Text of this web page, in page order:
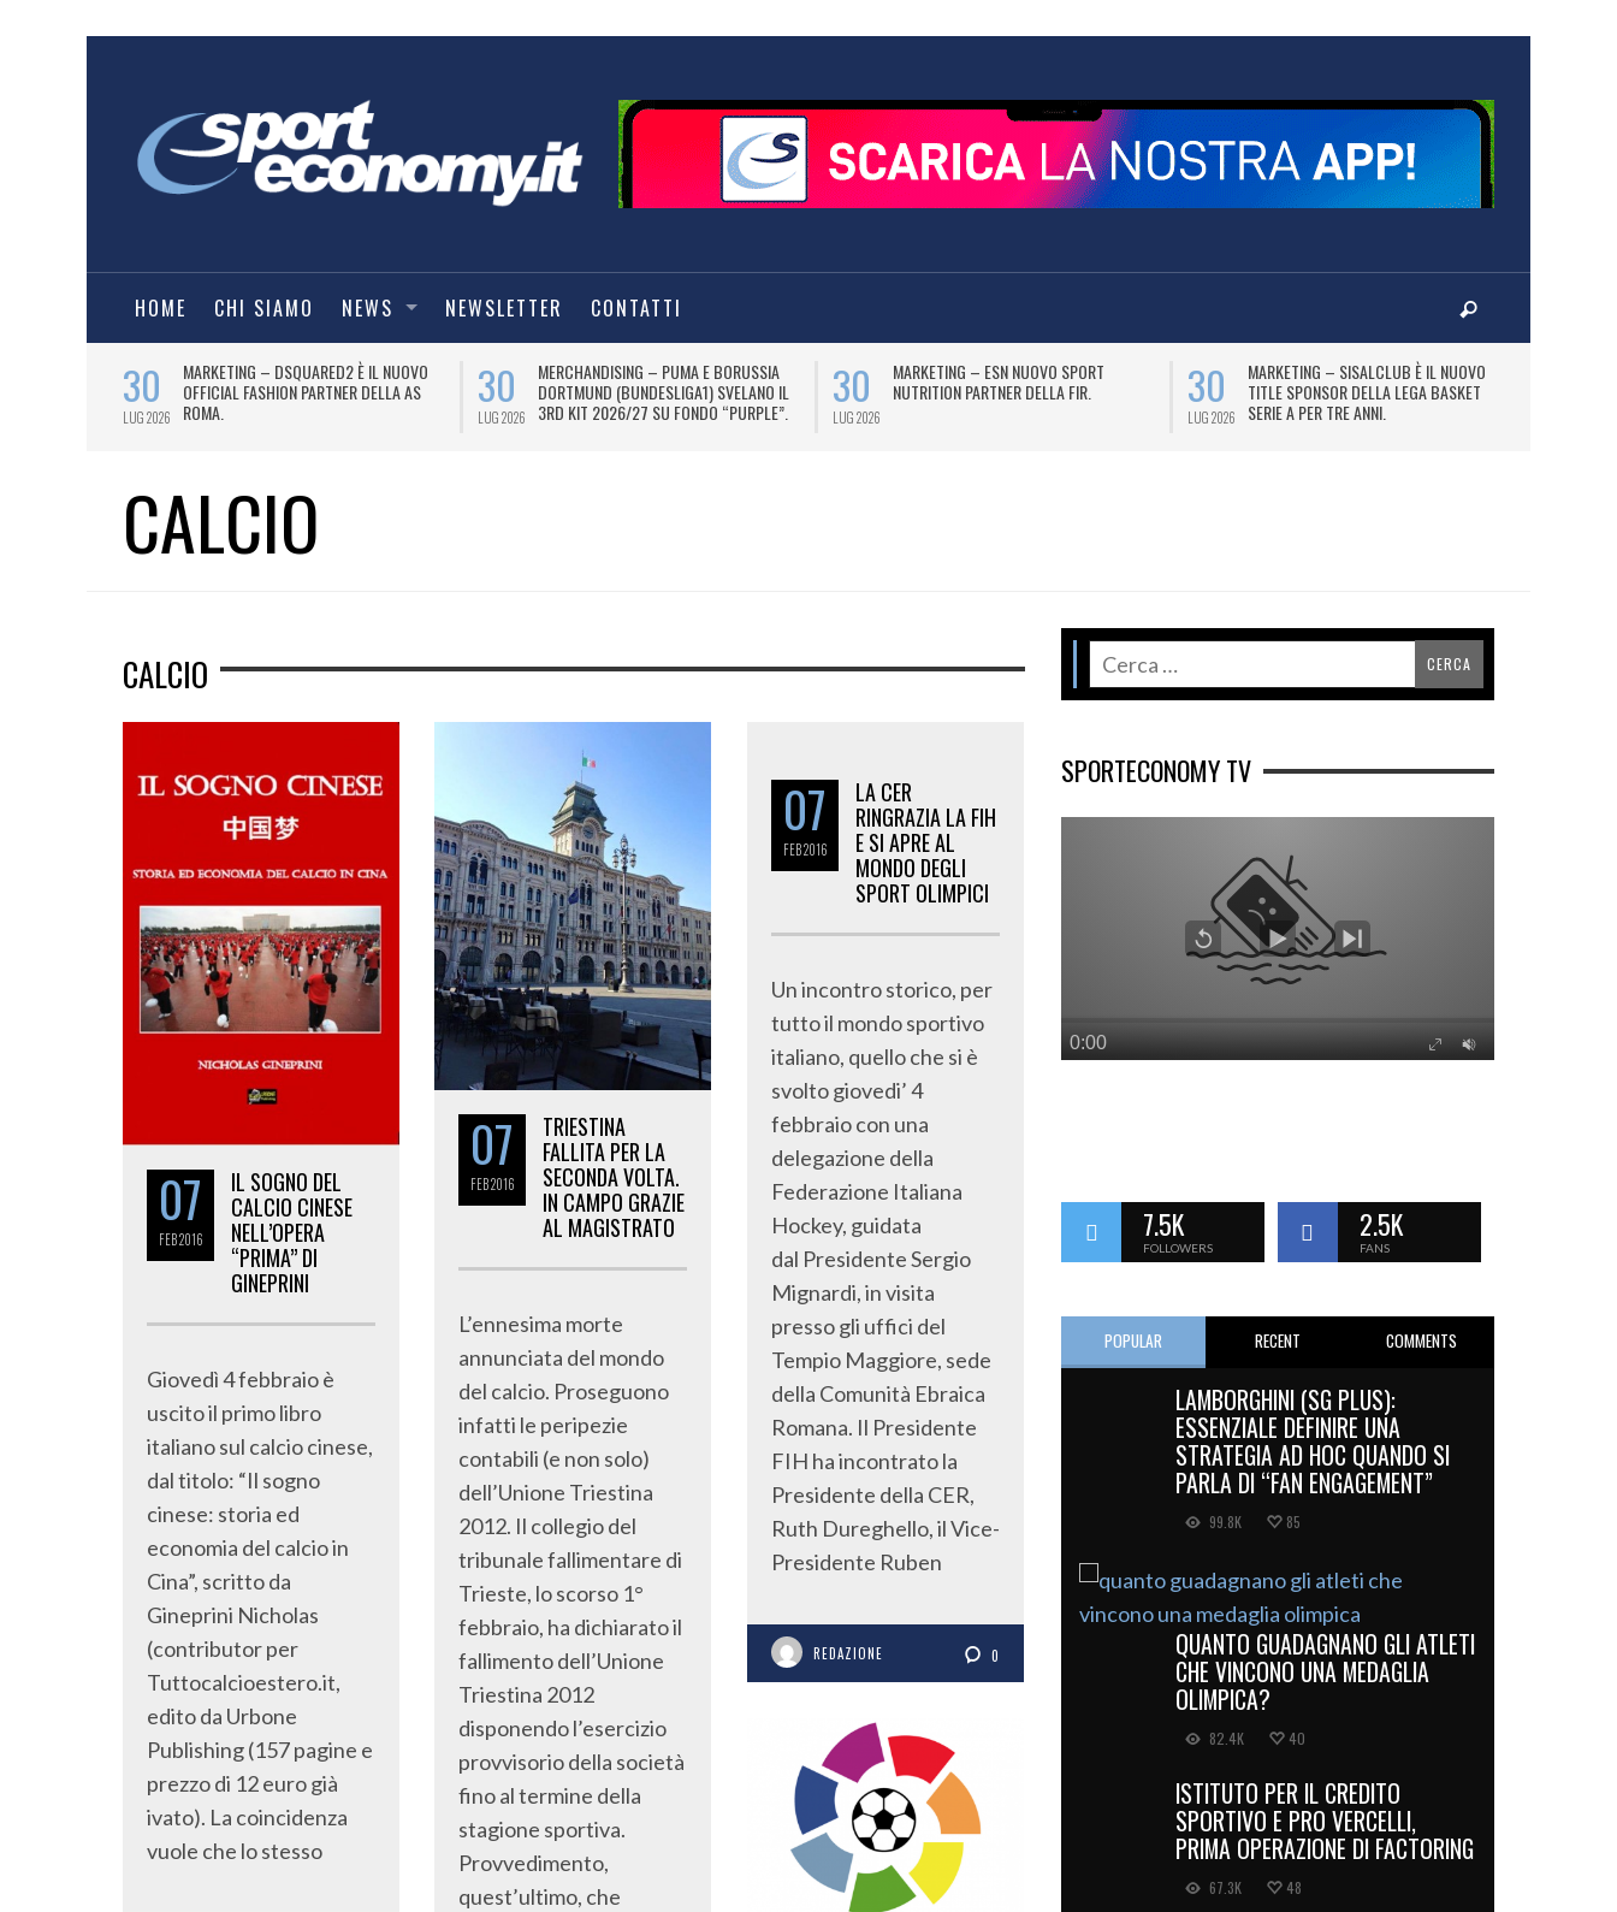
HOME CHI SIAMO NEWS NEWSLETTER CONTATTI
30
LUG 2026
MARKETING – DSQUARED2 È IL NUOVO
OFFICIAL FASHION PARTNER DELLA AS
ROMA.
30
LUG 2026
MERCHANDISING – PUMA E BORUSSIA
DORTMUND (BUNDESLIGA1) SVELANO IL
3RD KIT 2026/27 SU FONDO “PURPLE”.
30
LUG 2026
MARKETING – ESN NUOVO SPORT
NUTRITION PARTNER DELLA FIR.
30
LUG 2026
MARKETING – SISALCLUB È IL NUOVO
TITLE SPONSOR DELLA LEGA BASKET
SERIE A PER TRE ANNI.
CALCIO
CALCIO
07
FEB2016
IL SOGNO DEL
CALCIO CINESE
NELL’OPERA
“PRIMA” DI
GINEPRINI
Giovedì 4 febbraio è
uscito il primo libro
italiano sul calcio cinese,
dal titolo: “Il sogno
cinese: storia ed
economia del calcio in
Cina”, scritto da
Gineprini Nicholas
(contributor per
Tuttocalcioestero.it,
edito da Urbone
Publishing (157 pagine e
prezzo di 12 euro già
ivato). La coincidenza
vuole che lo stesso
07
FEB2016
TRIESTINA
FALLITA PER LA
SECONDA VOLTA.
IN CAMPO GRAZIE
AL MAGISTRATO
L’ennesima morte
annunciata del mondo
del calcio. Proseguono
infatti le peripezie
contabili (e non solo)
dell’Unione Triestina
2012. Il collegio del
tribunale fallimentare di
Trieste, lo scorso 1°
febbraio, ha dichiarato il
fallimento dell’Unione
Triestina 2012
disponendo l’esercizio
provvisorio della società
fino al termine della
stagione sportiva.
Provvedimento,
quest’ultimo, che
07
FEB2016
LA CER
RINGRAZIA LA FIH
E SI APRE AL
MONDO DEGLI
SPORT OLIMPICI
Un incontro storico, per
tutto il mondo sportivo
italiano, quello che si è
svolto giovedi’ 4
febbraio con una
delegazione della
Federazione Italiana
Hockey, guidata
dal Presidente Sergio
Mignardi, in visita
presso gli uffici del
Tempio Maggiore, sede
della Comunità Ebraica
Romana. Il Presidente
FIH ha incontrato la
Presidente della CER,
Ruth Dureghello, il Vice-
Presidente Ruben
REDAZIONE 0
SPORTECONOMY TV
7.5K
FOLLOWERS
2.5K
FANS
POPULAR RECENT COMMENTS
LAMBORGHINI (SG PLUS):
ESSENZIALE DEFINIRE UNA
STRATEGIA AD HOC QUANDO SI
PARLA DI “FAN ENGAGEMENT”
99.8K 85
QUANTO GUADAGNANO GLI ATLETI
CHE VINCONO UNA MEDAGLIA
OLIMPICA?
82.4K 40
ISTITUTO PER IL CREDITO
SPORTIVO E PRO VERCELLI,
PRIMA OPERAZIONE DI FACTORING
67.3K 48